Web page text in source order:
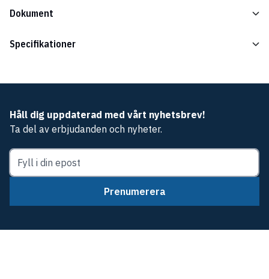
Dokument
Specifikationer
Håll dig uppdaterad med vårt nyhetsbrev!
Ta del av erbjudanden och nyheter.
Prenumerera